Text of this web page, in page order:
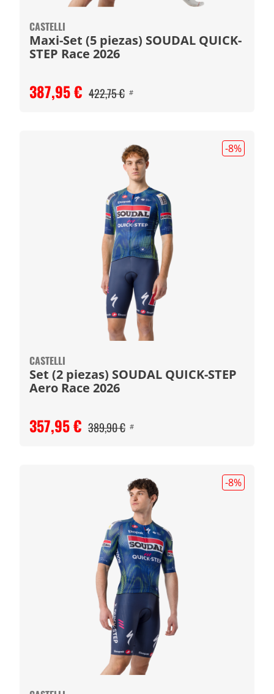
CASTELLI
Maxi-Set (5 piezas) SOUDAL QUICK-
STEP Race 2026
387,95 € 422,75 € #
-8%
CASTELLI
Set (2 piezas) SOUDAL QUICK-STEP
Aero Race 2026
357,95 € 389,90 € #
-8%